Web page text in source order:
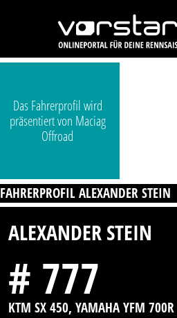
Das Fahrerprofil wird
präsentiert von Maciag
Offroad
FAHRERPROFIL ALEXANDER STEIN
ALEXANDER STEIN
# 777
KTM SX 450, YAMAHA YFM 700R